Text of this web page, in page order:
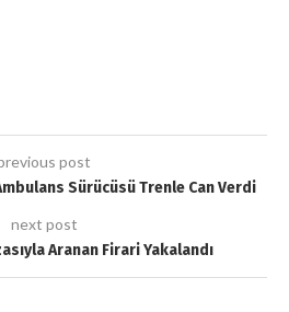
post
Sürücüsü Trenle Can Verdi
next post
Aranan Firari Yakalandı